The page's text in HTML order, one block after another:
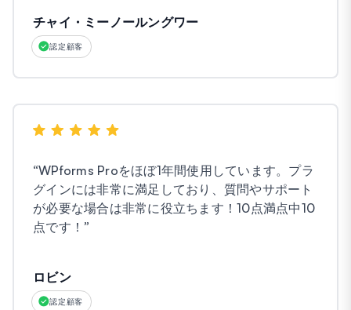
チャイ・ミーノールングワー
認定顧客
“WPforms Proをほぼ1年間使用しています。プラ
グインには非常に満足しており、質問やサポート
が必要な場合は非常に役立ちます！10点満点中10
点です！ ”
ロビン
認定顧客